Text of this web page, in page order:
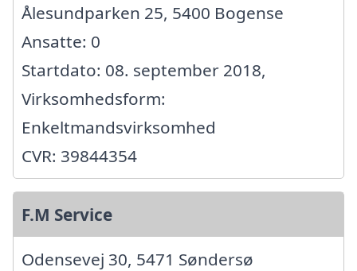
Ålesundparken 25, 5400 Bogense
Ansatte: 0
Startdato: 08. september 2018,
Virksomhedsform:
Enkeltmandsvirksomhed
CVR: 39844354
F.M Service
Odensevej 30, 5471 Søndersø